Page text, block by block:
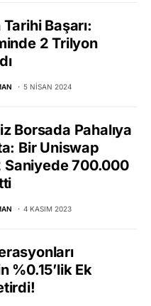
Başarı:
2 Trilyon
5 NISAN 2024
Borsada Pahalıya
Bir Uniswap
Saniyede 700.000
4 KASIM 2023
%0.15’lik Ek